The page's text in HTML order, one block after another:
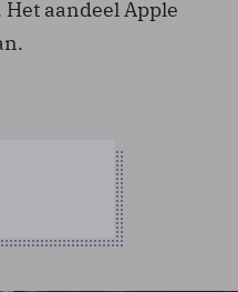
aandeel Apple